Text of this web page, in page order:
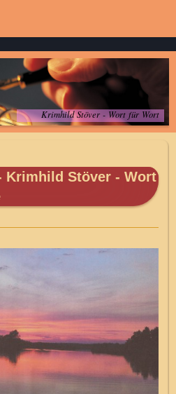
Krimhild Stöver - Wort für Wort
Krimhild Stöver - Wort